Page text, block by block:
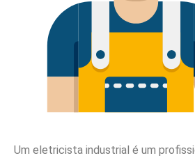
Um eletricista industrial é um